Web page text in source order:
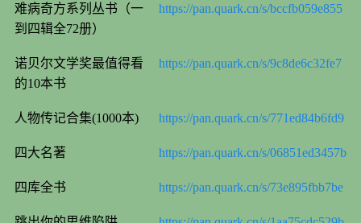
难病奇方系列丛书（一
到四辑全72册）
https://pan.quark.cn/s/bccfb059e855
诺贝尔文学奖最值得看
的10本书
https://pan.quark.cn/s/9c8de6c32fe7
人物传记合集(1000本) https://pan.quark.cn/s/771ed84b6fd9
四大名著 https://pan.quark.cn/s/06851ed3457b
四库全书 https://pan.quark.cn/s/73e895fbb7be